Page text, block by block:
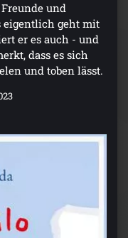
und
eigentlich geht mit
er es auch - und
dass es sich
und toben lässt.